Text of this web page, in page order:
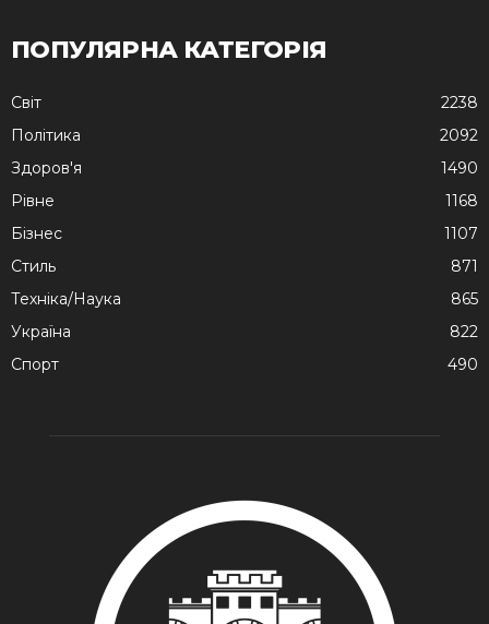
ПОПУЛЯРНА КАТЕГОРІЯ
Cвіт
2238
Політика
2092
Здоров'я
1490
Рівне
1168
Бізнес
1107
Стиль
871
Техніка/Наука
865
Україна
822
Спорт
490